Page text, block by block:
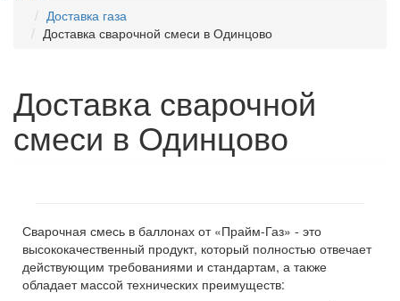
Доставка газа
Доставка сварочной смеси в Одинцово
Доставка сварочной
смеси в Одинцово
Сварочная смесь в баллонах от «Прайм-Газ» - это
высококачественный продукт, который полностью отвечает
действующим требованиями и стандартам, а также
обладает массой технических преимуществ: